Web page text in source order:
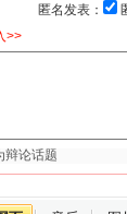
匿名发表：
>>